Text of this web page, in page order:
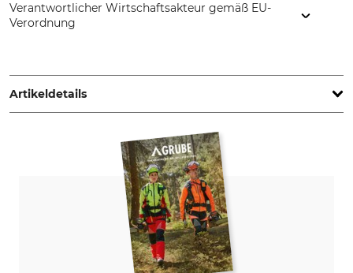
Verantwortlicher Wirtschaftsakteur gemäß EU-
Verordnung
Göteborg, Sweden, www.hultaforsgroup.com
Artikeldetails
Produkttyp
Jagdaxt
Modellbezeichnung
Herstellung
Made in Sweden
Kopfgewicht
850 g